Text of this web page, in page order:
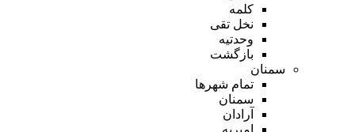
کلمه
نخل تقی
وحدتیه
بازگشت
سمنان
تمام شهر‌ها
سمنان
آرادان
امیریه